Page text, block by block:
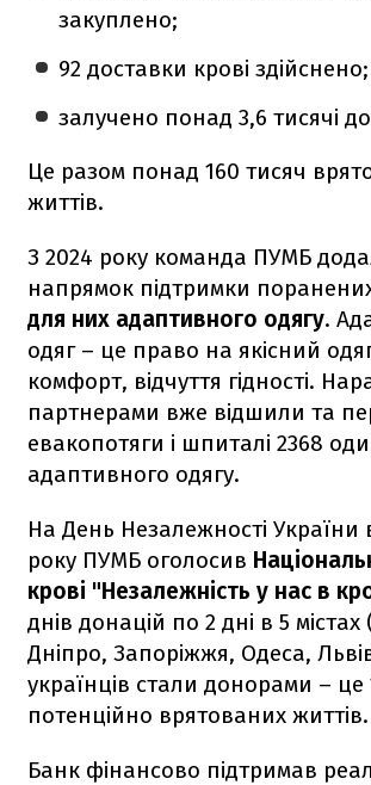
закуплено;
92 доставки крові здійснено;
залучено понад 3,6 тисячі
Це разом понад 160 тисяч
життів.
З 2024 року команда ПУМБ
напрямок підтримки
для них адаптивного одягу.
одяг – це право на якісний
комфорт, відчуття гідності.
партнерами вже відшили та
евакопотяги і шпиталі 2368
адаптивного одягу.
На День Незалежності України
року ПУМБ оголосив
крові "Незалежність у нас в
днів донацій по 2 дні в 5 містах
Дніпро, Запоріжжя, Одеса,
українців стали донорами – це
потенційно врятованих життів.
Банк фінансово підтримав